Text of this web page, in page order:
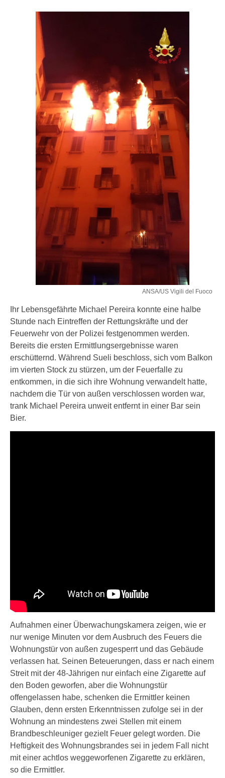
ANSA/US Vigili del Fuoco
Ihr Lebensgefährte Michael Pereira konnte eine halbe
Stunde nach Eintreffen der Rettungskräfte und der
Feuerwehr von der Polizei festgenommen werden.
Bereits die ersten Ermittlungsergebnisse waren
erschütternd. Während Sueli beschloss, sich vom Balkon
im vierten Stock zu stürzen, um der Feuerfalle zu
entkommen, in die sich ihre Wohnung verwandelt hatte,
nachdem die Tür von außen verschlossen worden war,
trank Michael Pereira unweit entfernt in einer Bar sein
Bier.
Aufnahmen einer Überwachungskamera zeigen, wie er
nur wenige Minuten vor dem Ausbruch des Feuers die
Wohnungstür von außen zugesperrt und das Gebäude
verlassen hat. Seinen Beteuerungen, dass er nach einem
Streit mit der 48-Jährigen nur einfach eine Zigarette auf
den Boden geworfen, aber die Wohnungstür
offengelassen habe, schenken die Ermittler keinen
Glauben, denn ersten Erkenntnissen zufolge sei in der
Wohnung an mindestens zwei Stellen mit einem
Brandbeschleuniger gezielt Feuer gelegt worden. Die
Heftigkeit des Wohnungsbrandes sei in jedem Fall nicht
mit einer achtlos weggeworfenen Zigarette zu erklären,
so die Ermittler.